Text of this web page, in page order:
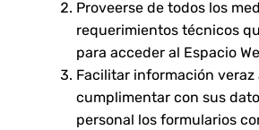
Proveerse de todos los
requerimientos técnicos
para acceder al Espacio
Facilitar información veraz
cumplimentar con sus
personal los formularios